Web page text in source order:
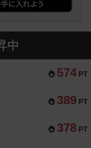
中
574 PT
389 PT
378 PT